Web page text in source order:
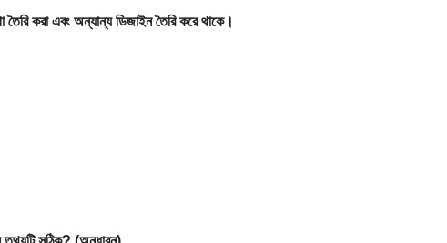
করা এবং অন্যান্য ডিজাইন তৈরি করে থাকে।